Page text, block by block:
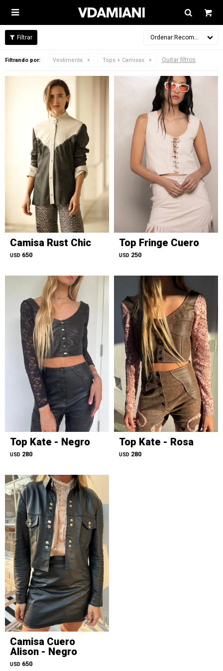

Recomendados
Filtrando por: Vestimenta Tops + Camisas Quitar filtros
Camisa Rust Chic
USD 650
Top Fringe Cuero
USD 250
Top Kate - Negro
USD 280
Top Kate - Rosa
USD 280
Camisa Cuero
Alison - Negro
USD 650